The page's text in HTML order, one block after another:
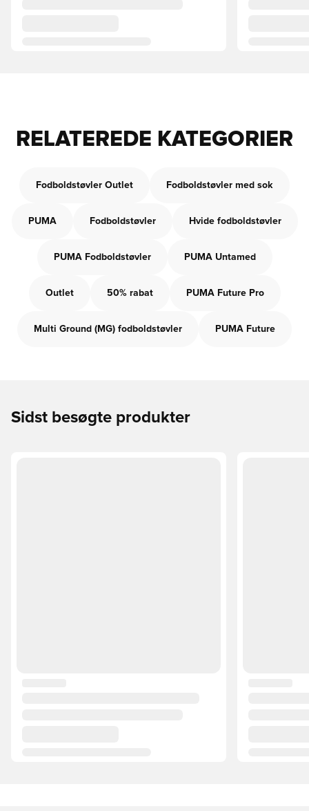
RELATEREDE KATEGORIER
Fodboldstøvler Outlet Fodboldstøvler med sok
PUMA Fodboldstøvler Hvide fodboldstøvler
PUMA Fodboldstøvler PUMA Untamed
Outlet 50% rabat PUMA Future Pro
Multi Ground (MG) fodboldstøvler PUMA Future
Sidst besøgte produkter